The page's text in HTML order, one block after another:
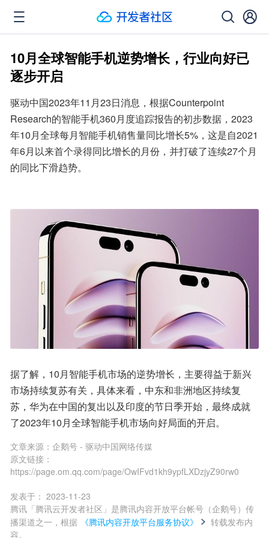
10月全球智能手机逆势增长，行业向好已
逐步开启
驱动中国2023年11月23日消息，根据Counterpoint
Research的智能手机360月度追踪报告的初步数据，2023
年10月全球每月智能手机销售量同比增长5%，这是自2021
年6月以来首个录得同比增长的月份，并打破了连续27个月
的同比下滑趋势。
据了解，10月智能手机市场的逆势增长，主要得益于新兴
市场持续复苏有关，具体来看，中东和非洲地区持续复
苏，华为在中国的复出以及印度的节日季开始，最终成就
了2023年10月全球智能手机市场向好局面的开启。
文章来源： 企鹅号 - 驱动中国网络传媒
原文链接：
https://page.om.qq.com/page/OwIFvd1kh9ypfLXDzjyZ90rw0
发表于： 2023-11-23
腾讯「腾讯云开发者社区」是腾讯内容开放平台帐号（企鹅号）传
播渠道之一，根据
《腾讯内容开放平台服务协议》
转载发布内
容。